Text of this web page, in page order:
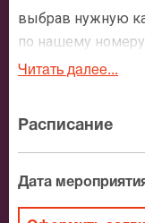
выбрав нужную
по нашему
После
зрительном зале,
адрес доставки.
Читать далее...
Расписание
Дата